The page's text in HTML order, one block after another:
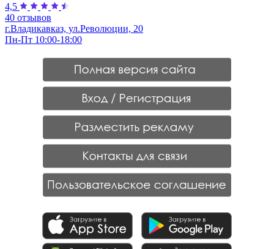
4,5
40 отзывов
г.Владикавказ, ул.Революции, 20
Пн-Пт 10:00-18:00